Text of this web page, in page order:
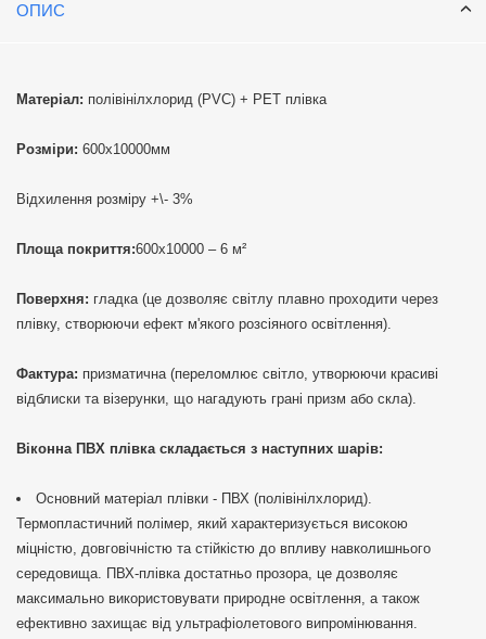
ОПИС
Матеріал: полівінілхлорид (PVC) + РЕТ плівка
Розміри: 600х10000мм
Відхилення розміру +\- 3%
Площа покриття:600х10000 – 6 м²
Поверхня: гладка (це дозволяє світлу плавно проходити через
плівку, створюючи ефект м'якого розсіяного освітлення).
Фактура: призматична (переломлює світло, утворюючи красиві
відблиски та візерунки, що нагадують грані призм або скла).
Віконна ПВХ плівка складається з наступних шарів:
Основний матеріал плівки - ПВХ (полівінілхлорид).
Термопластичний полімер, який характеризується високою
міцністю, довговічністю та стійкістю до впливу навколишнього
середовища. ПВХ-плівка достатньо прозора, це дозволяє
максимально використовувати природне освітлення, а також
ефективно захищає від ультрафіолетового випромінювання.